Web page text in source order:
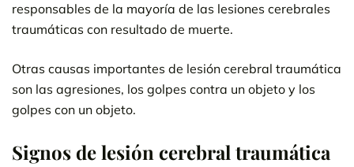
responsables de la mayoría de las lesiones cerebrales
traumáticas con resultado de muerte.
Otras causas importantes de lesión cerebral traumática
son las agresiones, los golpes contra un objeto y los
golpes con un objeto.
Signos de lesión cerebral traumática